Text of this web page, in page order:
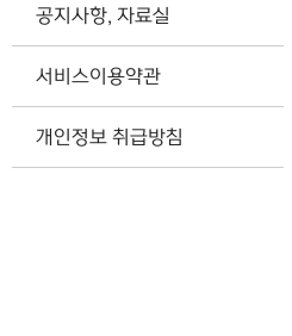
공지사항, 자료실
서비스이용약관
개인정보 취급방침